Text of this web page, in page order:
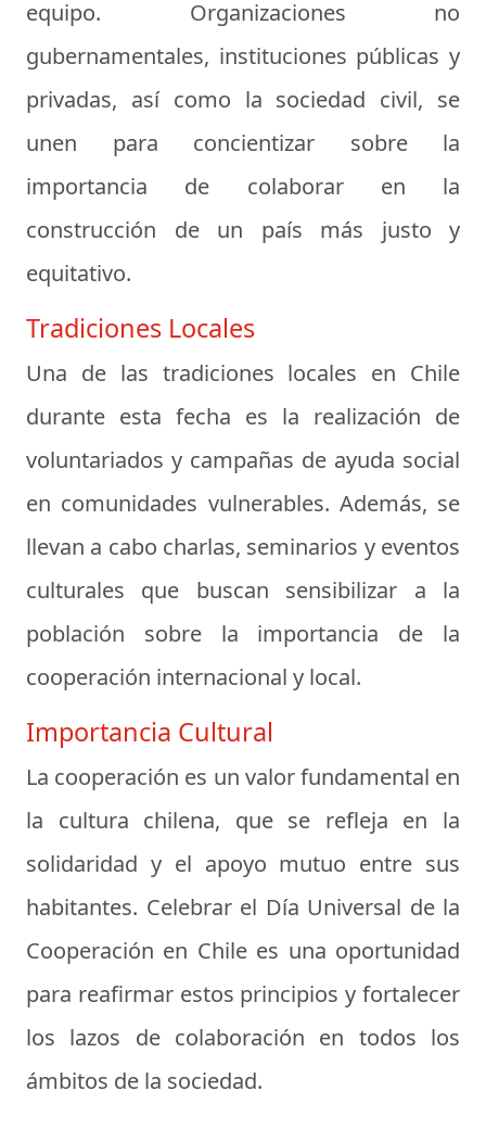
equipo. Organizaciones no
gubernamentales, instituciones públicas y
privadas, así como la sociedad civil, se
unen para concientizar sobre la
importancia de colaborar en la
construcción de un país más justo y
equitativo.
Tradiciones Locales
Una de las tradiciones locales en Chile
durante esta fecha es la realización de
voluntariados y campañas de ayuda social
en comunidades vulnerables. Además, se
llevan a cabo charlas, seminarios y eventos
culturales que buscan sensibilizar a la
población sobre la importancia de la
cooperación internacional y local.
Importancia Cultural
La cooperación es un valor fundamental en
la cultura chilena, que se refleja en la
solidaridad y el apoyo mutuo entre sus
habitantes. Celebrar el Día Universal de la
Cooperación en Chile es una oportunidad
para reafirmar estos principios y fortalecer
los lazos de colaboración en todos los
ámbitos de la sociedad.